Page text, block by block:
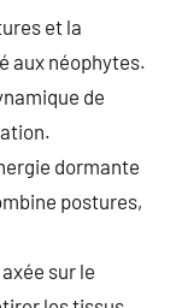
et la
aux néophytes.
de
dormante
postures,
sur le